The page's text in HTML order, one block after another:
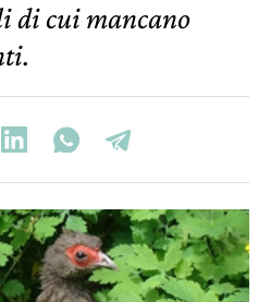
di cui mancano